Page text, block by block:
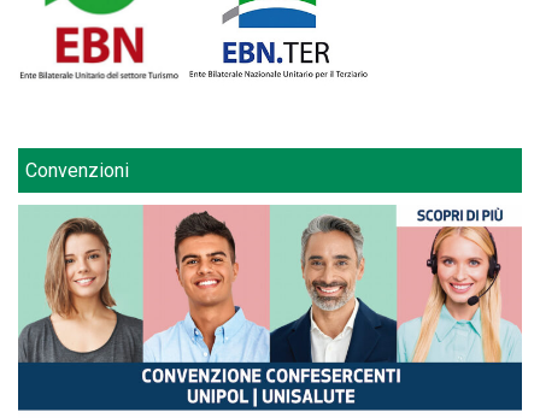
Convenzioni